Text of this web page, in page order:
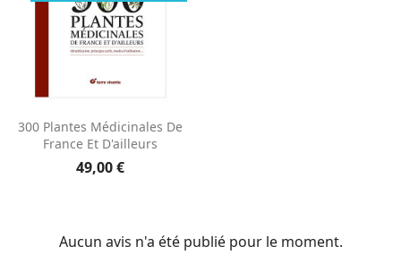
300 Plantes Médicinales De
France Et D'ailleurs
49,00 €
Aucun avis n'a été publié pour le moment.